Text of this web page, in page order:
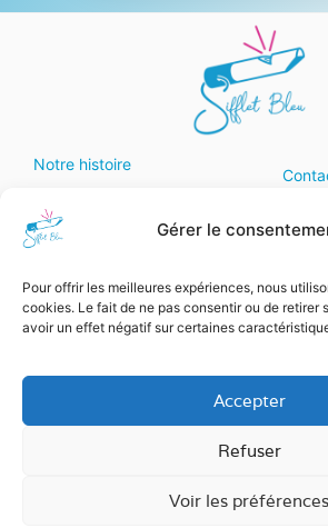
Gérer le
Pour offrir les meilleures expériences, nous
cookies. Le fait de ne pas consentir ou de retirer
avoir un effet négatif sur certaines
Accepter
Refuser
Voir les préférences
Notre histoire
Nos actions
Ateliers de
reconstruction
Tel: